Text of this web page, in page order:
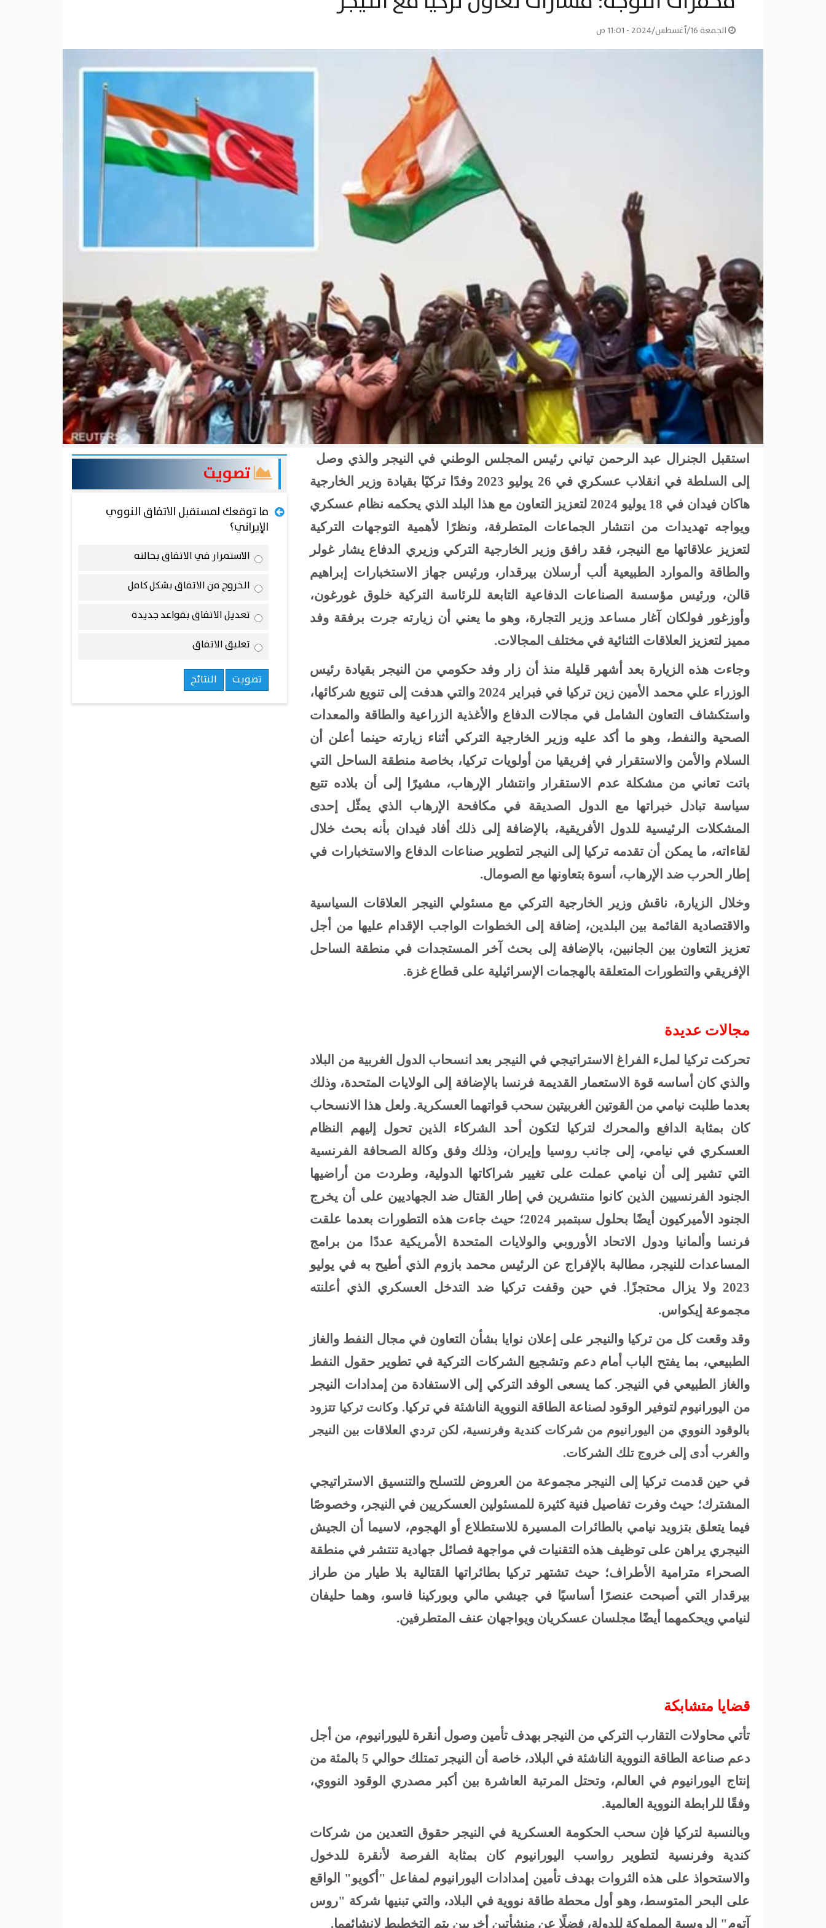
الجمعة 16/أغسطس/2024 - 11:01 ص
استقبل الجنرال عبد الرحمن تياني رئيس المجلس الوطني في النيجر والذي وصل
إلى السلطة في انقلاب عسكري في 26 يوليو 2023 وفدًا تركيًا بقيادة وزير الخارجية
هاكان فيدان في 18 يوليو 2024 لتعزيز التعاون مع هذا البلد الذي يحكمه نظام عسكري
ويواجه تهديدات من انتشار الجماعات المتطرفة، ونظرًا لأهمية التوجهات التركية
لتعزيز علاقاتها مع النيجر، فقد رافق وزير الخارجية التركي وزيري الدفاع يشار غولر
والطاقة والموارد الطبيعية ألب أرسلان بيرقدار، ورئيس جهاز الاستخبارات إبراهيم
قالن، ورئيس مؤسسة الصناعات الدفاعية التابعة للرئاسة التركية خلوق غورغون،
وأوزغور فولكان آغار مساعد وزير التجارة، وهو ما يعني أن زيارته جرت برفقة وفد
مميز لتعزيز العلاقات الثنائية في مختلف المجالات.
وجاءت هذه الزيارة بعد أشهر قليلة منذ أن زار وفد حكومي من النيجر بقيادة رئيس
الوزراء علي محمد الأمين زين تركيا في فبراير 2024 والتي هدفت إلى تنويع شركائها،
واستكشاف التعاون الشامل في مجالات الدفاع والأغذية الزراعية والطاقة والمعدات
الصحية والنفط، وهو ما أكد عليه وزير الخارجية التركي أثناء زيارته حينما أعلن أن
السلام والأمن والاستقرار في إفريقيا من أولويات تركيا، بخاصة منطقة الساحل التي
باتت تعاني من مشكلة عدم الاستقرار وانتشار الإرهاب، مشيرًا إلى أن بلاده تتبع
سياسة تبادل خبراتها مع الدول الصديقة في مكافحة الإرهاب الذي يمثّل إحدى
المشكلات الرئيسية للدول الأفريقية، بالإضافة إلى ذلك أفاد فيدان بأنه بحث خلال
لقاءاته، ما يمكن أن تقدمه تركيا إلى النيجر لتطوير صناعات الدفاع والاستخبارات في
إطار الحرب ضد الإرهاب، أسوة بتعاونها مع الصومال.
وخلال الزيارة، ناقش وزير الخارجية التركي مع مسئولي النيجر العلاقات السياسية
والاقتصادية القائمة بين البلدين، إضافة إلى الخطوات الواجب الإقدام عليها من أجل
تعزيز التعاون بين الجانبين، بالإضافة إلى بحث آخر المستجدات في منطقة الساحل
الإفريقي والتطورات المتعلقة بالهجمات الإسرائيلية على قطاع غزة.
مجالات عديدة
تحركت تركيا لملء الفراغ الاستراتيجي في النيجر بعد انسحاب الدول الغربية من البلاد
والذي كان أساسه قوة الاستعمار القديمة فرنسا بالإضافة إلى الولايات المتحدة، وذلك
بعدما طلبت نيامي من القوتين الغربيتين سحب قواتهما العسكرية. ولعل هذا الانسحاب
كان بمثابة الدافع والمحرك لتركيا لتكون أحد الشركاء الذين تحول إليهم النظام
العسكري في نيامي، إلى جانب روسيا وإيران، وذلك وفق وكالة الصحافة الفرنسية
التي تشير إلى أن نيامي عملت على تغيير شراكاتها الدولية، وطردت من أراضيها
الجنود الفرنسيين الذين كانوا منتشرين في إطار القتال ضد الجهاديين على أن يخرج
الجنود الأميركيون أيضًا بحلول سبتمبر 2024؛ حيث جاءت هذه التطورات بعدما علقت
فرنسا وألمانيا ودول الاتحاد الأوروبي والولايات المتحدة الأمريكية عددًا من برامج
المساعدات للنيجر، مطالبة بالإفراج عن الرئيس محمد بازوم الذي أطيح به في يوليو
2023 ولا يزال محتجزًا. في حين وقفت تركيا ضد التدخل العسكري الذي أعلنته
مجموعة إيكواس.
وقد وقعت كل من تركيا والنيجر على إعلان نوايا بشأن التعاون في مجال النفط والغاز
الطبيعي، بما يفتح الباب أمام دعم وتشجيع الشركات التركية في تطوير حقول النفط
والغاز الطبيعي في النيجر. كما يسعى الوفد التركي إلى الاستفادة من إمدادات النيجر
من اليورانيوم لتوفير الوقود لصناعة الطاقة النووية الناشئة في تركيا. وكانت تركيا تتزود
بالوقود النووي من اليورانيوم من شركات كندية وفرنسية، لكن تردي العلاقات بين النيجر
والغرب أدى إلى خروج تلك الشركات.
في حين قدمت تركيا إلى النيجر مجموعة من العروض للتسلح والتنسيق الاستراتيجي
المشترك؛ حيث وفرت تفاصيل فنية كثيرة للمسئولين العسكريين في النيجر، وخصوصًا
فيما يتعلق بتزويد نيامي بالطائرات المسيرة للاستطلاع أو الهجوم، لاسيما أن الجيش
النيجري يراهن على توظيف هذه التقنيات في مواجهة فصائل جهادية تنتشر في منطقة
الصحراء مترامية الأطراف؛ حيث تشتهر تركيا بطائراتها القتالية بلا طيار من طراز
بيرقدار التي أصبحت عنصرًا أساسيًا في جيشي مالي وبوركينا فاسو، وهما حليفان
لنيامي ويحكمهما أيضًا مجلسان عسكريان ويواجهان عنف المتطرفين.
قضايا متشابكة
تأتي محاولات التقارب التركي من النيجر بهدف تأمين وصول أنقرة لليورانيوم، من أجل
دعم صناعة الطاقة النووية الناشئة في البلاد، خاصة أن النيجر تمتلك حوالي 5 بالمئة من
إنتاج اليورانيوم في العالم، وتحتل المرتبة العاشرة بين أكبر مصدري الوقود النووي،
وفقًا للرابطة النووية العالمية.
وبالنسبة لتركيا فإن سحب الحكومة العسكرية في النيجر حقوق التعدين من شركات
كندية وفرنسية لتطوير رواسب اليورانيوم كان بمثابة الفرصة لأنقرة للدخول
والاستحواذ على هذه الثروات بهدف تأمين إمدادات اليورانيوم لمفاعل "أكويو" الواقع
على البحر المتوسط، وهو أول محطة طاقة نووية في البلاد، والتي تبنيها شركة "روس
آتوم" الروسية المملوكة للدولة، فضلًا عن منشأتين أخريين يتم التخطيط لإنشائهما.
تصويت
ما توقعك لمستقبل الاتفاق النووي
الإيراني؟
الاستمرار في الاتفاق بحالته
الخروج من الاتفاق بشكل كامل
تعديل الاتفاق بقواعد جديدة
تعليق الاتفاق
تصويت النتائج